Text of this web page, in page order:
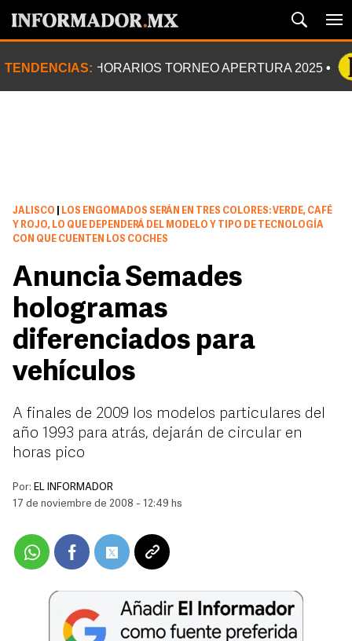
TENDENCIAS: HORARIOS TORNEO APERTURA 2025
JALISCO
LOS ENGOMADOS SERÁN EN TRES COLORES: VERDE, CAFÉ
Y ROJO, LO QUE DEPENDERÁ DEL MODELO Y TIPO DE TECNOLOGÍA
CON QUE CUENTEN LOS COCHES
Anuncia Semades
hologramas
diferenciados para
vehículos
A finales de 2009 los modelos particulares del
año 1993 para atrás, dejarán de circular en
horas pico
Por: EL INFORMADOR
17 de noviembre de 2008 - 12:49 hs